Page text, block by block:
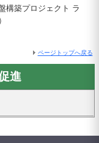
構築プロジェクト ラ
）
ページトップへ戻る
進